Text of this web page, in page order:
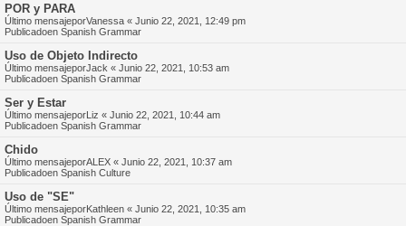
POR y PARA
Último mensajeporVanessa « Junio 22, 2021, 12:49 pm
Publicadoen Spanish Grammar
Uso de Objeto Indirecto
Último mensajeporJack « Junio 22, 2021, 10:53 am
Publicadoen Spanish Grammar
Ser y Estar
Último mensajeporLiz « Junio 22, 2021, 10:44 am
Publicadoen Spanish Grammar
Chido
Último mensajeporALEX « Junio 22, 2021, 10:37 am
Publicadoen Spanish Culture
Uso de "SE"
Último mensajeporKathleen « Junio 22, 2021, 10:35 am
Publicadoen Spanish Grammar